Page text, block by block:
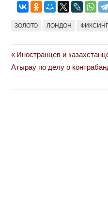
ЗОЛОТО ЛОНДОН
Навигация
Previous
Post:
Иностранцев и
Атырау по делу о